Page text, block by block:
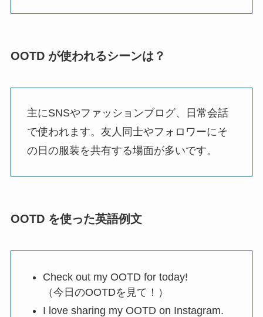
OOTD が使われるシーンは？
主にSNSやファッションブログ、日常会話
で使われます。友人同士やフォロワーにそ
の日の服装を共有する場面が多いです。
OOTD を使った英語例文
Check out my OOTD for today!
（今日のOOTDを見て！）
I love sharing my OOTD on Instagram.